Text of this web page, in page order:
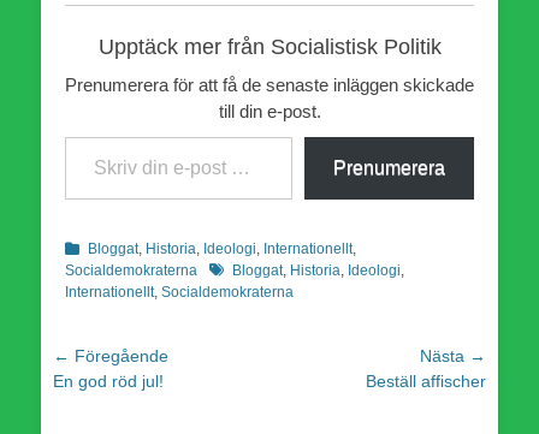
Upptäck mer från Socialistisk Politik
Prenumerera för att få de senaste inläggen skickade
till din e-post.
Skriv din e-post …
Prenumerera
Kategorier
Bloggat, Historia Ideologi Internationellt,
Socialdemokraterna
Etiketter
Bloggat, Historia Ideologi
Internationellt, Socialdemokraterna
Inläggsnavigering
← Föregående
Föregående
En god röd jul!
Nästa →
Beställ affischer